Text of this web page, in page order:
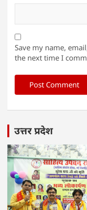
Save my name,
the next time I
उत्तर प्रदेश